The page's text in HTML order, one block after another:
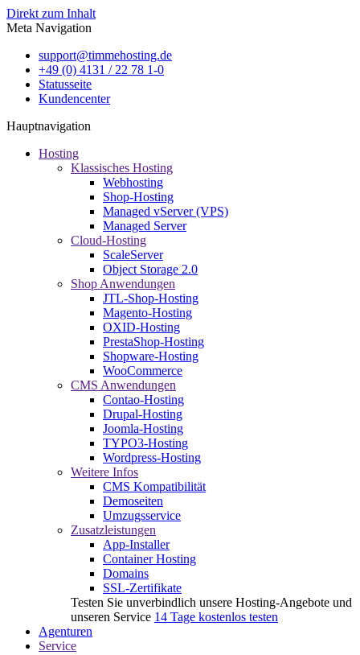
Direkt zum Inhalt
Meta Navigation
support@timmehosting.de
+49 (0) 4131 / 22 78 1-0
Statusseite
Kundencenter
Hauptnavigation
Hosting
Klassisches Hosting
Webhosting
Shop-Hosting
Managed vServer (VPS)
Managed Server
Cloud-Hosting
ScaleServer
Object Storage 2.0
Shop Anwendungen
JTL-Shop-Hosting
Magento-Hosting
OXID-Hosting
PrestaShop-Hosting
Shopware-Hosting
WooCommerce
CMS Anwendungen
Contao-Hosting
Drupal-Hosting
Joomla-Hosting
TYPO3-Hosting
Wordpress-Hosting
Weitere Infos
CMS Kompatibilität
Demoseiten
Umzugsservice
Zusatzleistungen
App-Installer
Container Hosting
Domains
SSL-Zertifikate
Testen Sie unverbindlich unsere Hosting-Angebote und
unseren Service 14 Tage kostenlos testen
Agenturen
Service